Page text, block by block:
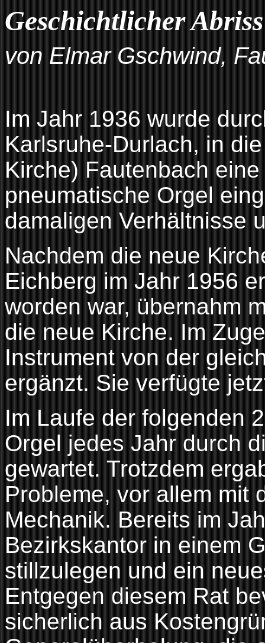
Geschichtlicher Abriss
von Elmar Gschwind,
Im Jahr 1936 wurde
Karlsruhe-Durlach, in
Kirche) Fautenbach
pneumatische Orgel
damaligen Verhältnisse
Nachdem die neue
Eichberg im Jahr 1956
worden war, übernahm
die neue Kirche. Im
Instrument von der
ergänzt. Sie verfügte
Im Laufe der folgenden
Orgel jedes Jahr durch
gewartet. Trotzdem
Probleme, vor allem mit
Mechanik. Bereits im
Bezirkskantor in einem
stillzulegen und ein
Entgegen diesem Rat
sicherlich aus